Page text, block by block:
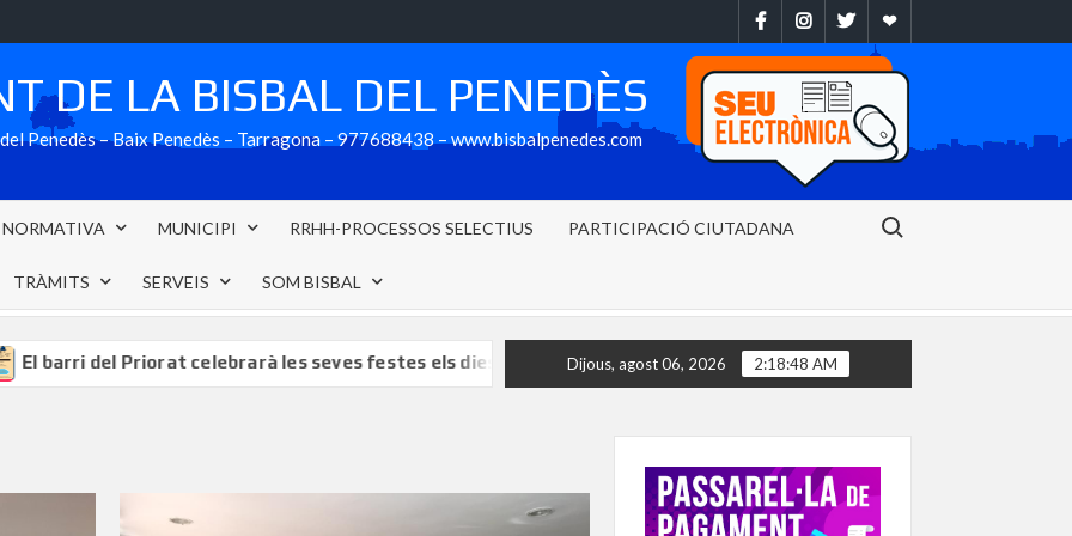
FacebookInstragram
TwitterEbando
DE LA BISBAL DEL PENEDÈS
Penedès – Baix Penedès – Tarragona – 977688438 – www.bisbalpenedes.com
NORMATIVA MUNICIPI RRHH-PROCESSOS SELECTIUS PARTICIPACIÓ CIUTADANA
TRÀMITS SERVEIS SOM BISBAL
Search for:
del Priorat celebrarà les seves festes els dies 8 i 9 d’agost La Bisbal del Penedès baixa al nivell 2 del Pla Alfa i
Dijous, agost 06, 2026 2:18:48 AM